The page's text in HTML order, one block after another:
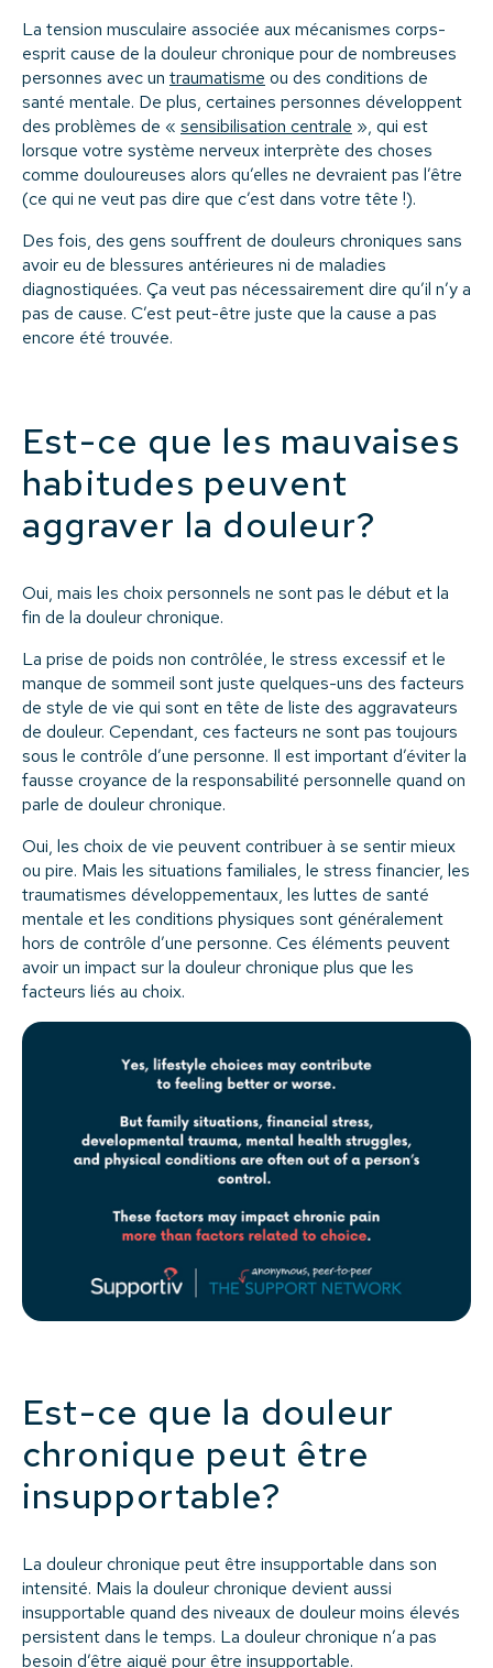
La tension musculaire associée aux mécanismes corps-
esprit cause de la douleur chronique pour de nombreuses
personnes avec un traumatisme ou des conditions de
santé mentale. De plus, certaines personnes développent
des problèmes de « sensibilisation centrale », qui est
lorsque votre système nerveux interprète des choses
comme douloureuses alors qu’elles ne devraient pas l’être
(ce qui ne veut pas dire que c’est dans votre tête !).
Des fois, des gens souffrent de douleurs chroniques sans
avoir eu de blessures antérieures ni de maladies
diagnostiquées. Ça veut pas nécessairement dire qu’il n’y a
pas de cause. C’est peut-être juste que la cause a pas
encore été trouvée.
Est-ce que les mauvaises
habitudes peuvent
aggraver la douleur?
Oui, mais les choix personnels ne sont pas le début et la
fin de la douleur chronique.
La prise de poids non contrôlée, le stress excessif et le
manque de sommeil sont juste quelques-uns des facteurs
de style de vie qui sont en tête de liste des aggravateurs
de douleur. Cependant, ces facteurs ne sont pas toujours
sous le contrôle d’une personne. Il est important d’éviter la
fausse croyance de la responsabilité personnelle quand on
parle de douleur chronique.
Oui, les choix de vie peuvent contribuer à se sentir mieux
ou pire. Mais les situations familiales, le stress financier, les
traumatismes développementaux, les luttes de santé
mentale et les conditions physiques sont généralement
hors de contrôle d’une personne. Ces éléments peuvent
avoir un impact sur la douleur chronique plus que les
facteurs liés au choix.
Est-ce que la douleur
chronique peut être
insupportable?
La douleur chronique peut être insupportable dans son
intensité. Mais la douleur chronique devient aussi
insupportable quand des niveaux de douleur moins élevés
persistent dans le temps. La douleur chronique n’a pas
besoin d’être aiguë pour être insupportable.